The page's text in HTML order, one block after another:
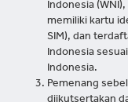
Indonesia
memiliki kartu
SIM), dan
Indonesia
Indonesia.
Pemenang